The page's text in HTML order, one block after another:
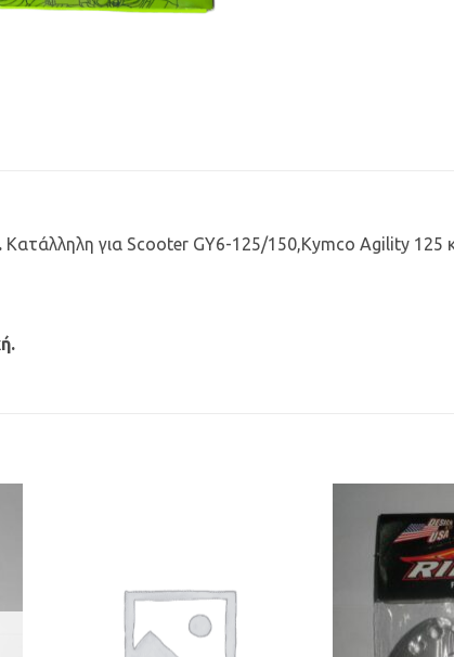
Κατάλληλη για Scooter GY6-125/150,Kymco Agility 125